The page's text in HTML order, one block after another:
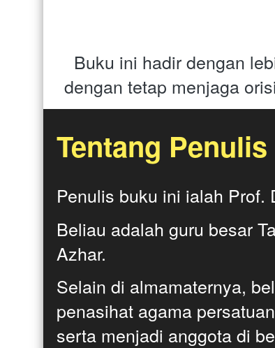
Buku ini hadir dengan
dengan tetap menjaga
Tentang Penulis
Penulis buku ini ialah Prof.
Beliau adalah guru besar
Azhar.
Selain di almamaternya,
penasihat agama
serta menjadi anggota di